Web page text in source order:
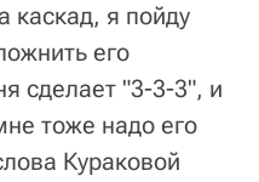
каскад, я пойду
его
сделает "3-3-3", и
тоже надо его
Кураковой